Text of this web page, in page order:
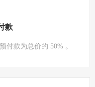
款
付款为总价的 50% 。